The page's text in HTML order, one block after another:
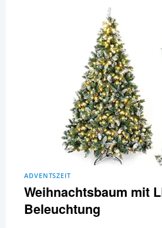
ADVENTSZEIT
Weihnachtsbaum mit
Beleuchtung